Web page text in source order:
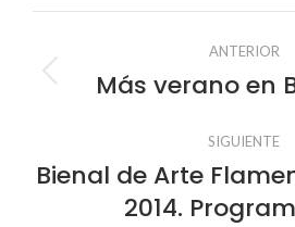
entre
ANTERIOR
Más verano en
SIGUIENTE
Bienal de Arte
2014.